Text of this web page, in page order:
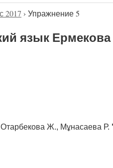
2017 › Упражнение 5
язык Ермекова
Ж., Мұнасаева Р.